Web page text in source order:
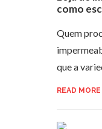
como
Quem
que a
READ MORE